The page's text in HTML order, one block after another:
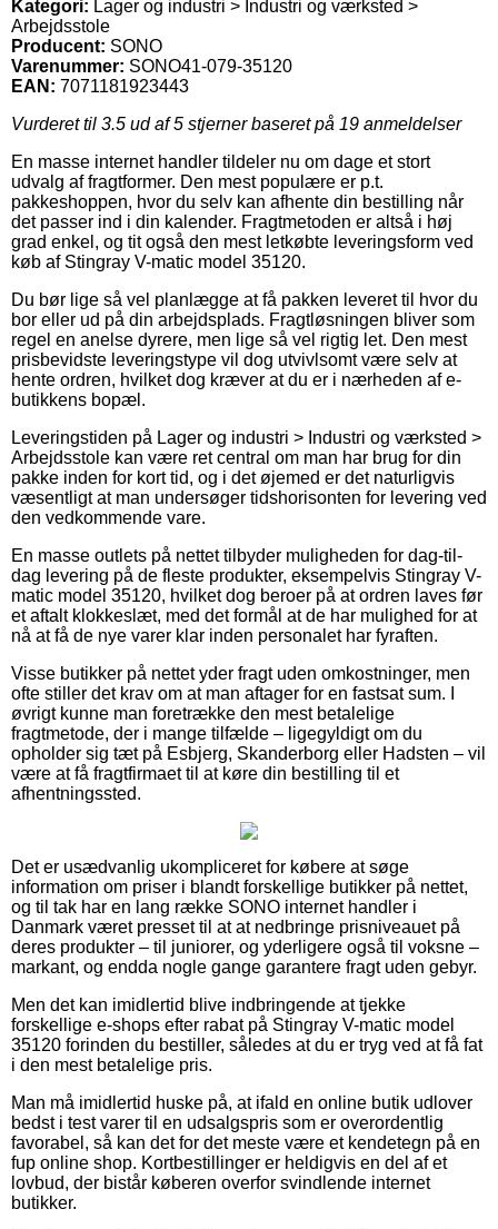
Kategori: Lager og industri > Industri og værksted >
Arbejdsstole
Producent: SONO
Varenummer: SONO41-079-35120
EAN: 7071181923443
Vurderet til 3.5 ud af 5 stjerner baseret på 19 anmeldelser
En masse internet handler tildeler nu om dage et stort
udvalg af fragtformer. Den mest populære er p.t.
pakkeshoppen, hvor du selv kan afhente din bestilling når
det passer ind i din kalender. Fragtmetoden er altså i høj
grad enkel, og tit også den mest letkøbte leveringsform ved
køb af Stingray V-matic model 35120.
Du bør lige så vel planlægge at få pakken leveret til hvor du
bor eller ud på din arbejdsplads. Fragtløsningen bliver som
regel en anelse dyrere, men lige så vel rigtig let. Den mest
prisbevidste leveringstype vil dog utvivlsomt være selv at
hente ordren, hvilket dog kræver at du er i nærheden af e-
butikkens bopæl.
Leveringstiden på Lager og industri > Industri og værksted >
Arbejdsstole kan være ret central om man har brug for din
pakke inden for kort tid, og i det øjemed er det naturligvis
væsentligt at man undersøger tidshorisonten for levering ved
den vedkommende vare.
En masse outlets på nettet tilbyder muligheden for dag-til-
dag levering på de fleste produkter, eksempelvis Stingray V-
matic model 35120, hvilket dog beroer på at ordren laves før
et aftalt klokkeslæt, med det formål at de har mulighed for at
nå at få de nye varer klar inden personalet har fyraften.
Visse butikker på nettet yder fragt uden omkostninger, men
ofte stiller det krav om at man aftager for en fastsat sum. I
øvrigt kunne man foretrække den mest betalelige
fragtmetode, der i mange tilfælde – ligegyldigt om du
opholder sig tæt på Esbjerg, Skanderborg eller Hadsten – vil
være at få fragtfirmaet til at køre din bestilling til et
afhentningssted.
Det er usædvanlig ukompliceret for købere at søge
information om priser i blandt forskellige butikker på nettet,
og til tak har en lang række SONO internet handler i
Danmark været presset til at at nedbringe prisniveauet på
deres produkter – til juniorer, og yderligere også til voksne –
markant, og endda nogle gange garantere fragt uden gebyr.
Men det kan imidlertid blive indbringende at tjekke
forskellige e-shops efter rabat på Stingray V-matic model
35120 forinden du bestiller, således at du er tryg ved at få fat
i den mest betalelige pris.
Man må imidlertid huske på, at ifald en online butik udlover
bedst i test varer til en udsalgspris som er overordentlig
favorabel, så kan det for det meste være et kendetegn på en
fup online shop. Kortbestillinger er heldigvis en del af et
lovbud, der bistår køberen overfor svindlende internet
butikker.